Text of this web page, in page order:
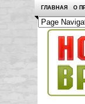
ГЛАВНАЯ О